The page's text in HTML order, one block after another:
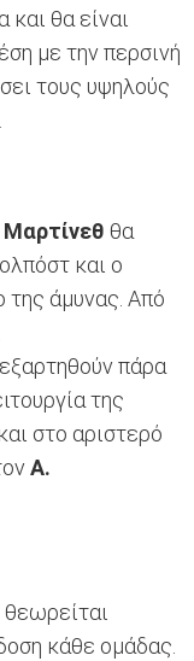
θα είναι
με την περσινή
τους υψηλούς
Μαρτίνεθ θα
και ο
της άμυνας. Από
πάρα
της
στο αριστερό
Α.
θεωρείται
κάθε ομάδας.